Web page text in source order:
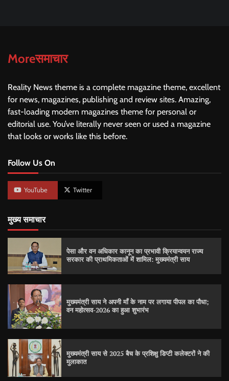
Moreसमाचार
Reality News theme is a complete magazine theme, excellent
for news, magazines, publishing and review sites. Amazing,
fast-loading modern magazines theme for personal or
editorial use. You’ve literally never seen or used a magazine
that looks or works like this before.
Follow Us On
YouTube Twitter
मुख्य समाचार
पेसा और वन अधिकार कानून का प्रभावी क्रियान्वयन राज्य
सरकार की प्राथमिकताओं में शामिल: मुख्यमंत्री साय
मुख्यमंत्री साय ने अपनी माँ के नाम पर लगाया पीपल का पौधा;
वन महोत्सव-2026 का हुआ शुभारंभ
मुख्यमंत्री साय से 2025 बैच के प्रशिक्षु डिप्टी कलेक्टरों ने की
मुलाकात